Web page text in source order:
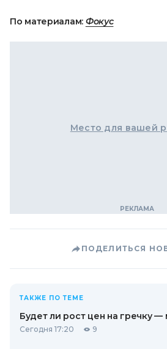
По материалам: Фокус
Место для вашей
ПОДЕЛИТЬСЯ
ТАКЖЕ ПО ТЕМЕ
Будет ли рост цен на гречку —
Сегодня 17:20 9